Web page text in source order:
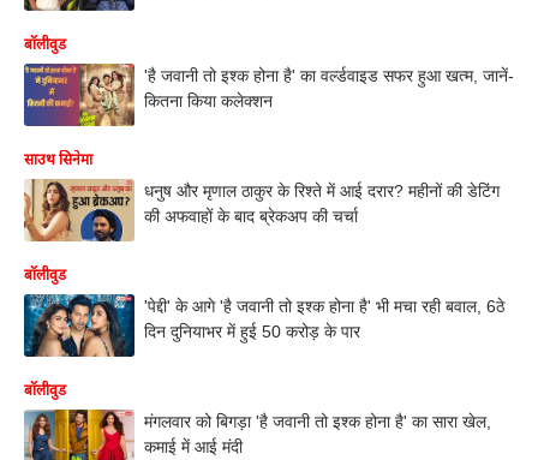
बॉलीवुड
'है जवानी तो इश्क होना है' का वर्ल्डवाइड सफर हुआ खत्म, जानें-
कितना किया कलेक्शन
साउथ सिनेमा
धनुष और मृणाल ठाकुर के रिश्ते में आई दरार? महीनों की डेटिंग
की अफवाहों के बाद ब्रेकअप की चर्चा
बॉलीवुड
'पेद्दी' के आगे 'है जवानी तो इश्क होना है' भी मचा रही बवाल, 6ठे
दिन दुनियाभर में हुई 50 करोड़ के पार
बॉलीवुड
मंगलवार को बिगड़ा 'है जवानी तो इश्क होना है' का सारा खेल,
कमाई में आई मंदी